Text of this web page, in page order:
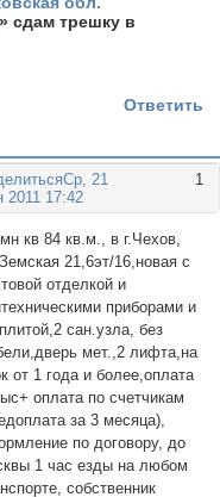
»сдам трешку в
Ответить
1
Ср, 21
2011 17:42
кв 84 кв.м., в г.Чехов,
21,6эт/16,новая с
отделкой и
приборами и
сан.узла, без
мет.,2 лифта,на
от 1 года и более,оплата
оплата по счетчикам
за 3 месяца),
по договору, до
1 час езды на любом
собственник